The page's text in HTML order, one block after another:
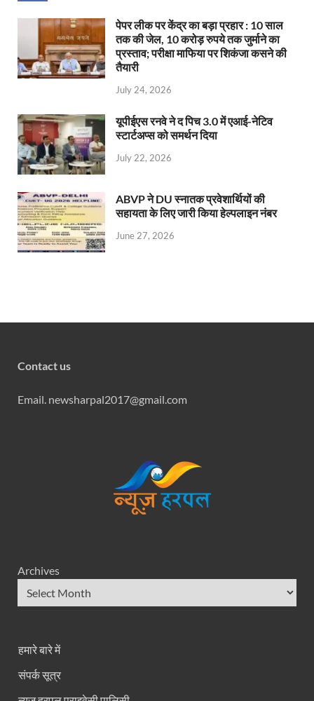
पेपर लीक पर केंद्र का बड़ा प्रहार : 10 साल
तक की जेल, 10 करोड़ रुपये तक जुर्माने का
प्रस्ताव; परीक्षा माफिया पर शिकंजा कसने की
तैयारी
July 24, 2026
यूपीईएस रनवे ने द पिच 3.0 में एआई-नेटिव
स्टार्टअप्स को समर्थन दिया
July 22, 2026
ABVP ने DU स्नातक प्रवेशार्थियों की
सहायता के लिए जारी किया हेल्पलाइन नंबर
June 27, 2026
Contact us
Email. newsharpal2017@gmail.com
Archives
हमारे बारे में
संपर्क सूत्र